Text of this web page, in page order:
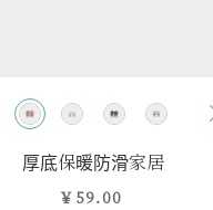
厚底保暖防滑家居
￥59.00